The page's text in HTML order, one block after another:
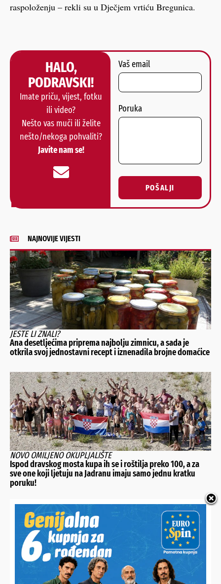
raspoloženju – rekli su u Dječjem vrtiću Bregunica.
HALO,
PODRAVSKI!
Imate priču, vijest, fotku
ili video?
Nešto vas muči ili želite
nešto/nekoga pohvaliti?
Javite nam se!
Vaš email
Poruka
POŠALJI
Alternative:
NAJNOVIJE VIJESTI
JESTE LI ZNALI?
Ana desetljećima priprema najbolju zimnicu, a sada je
otkrila svoj jednostavni recept i iznenadila brojne domaćice
NOVO OMILJENO OKUPLJALIŠTE
Ispod dravskog mosta kupa ih se i roštilja preko 100, a za
sve one koji ljetuju na Jadranu imaju samo jednu kratku
poruku!